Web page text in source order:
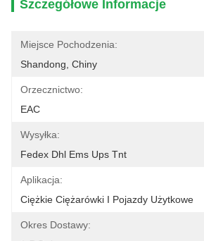
Szczegółowe Informacje
Miejsce Pochodzenia:
Shandong, Chiny
Orzecznictwo:
EAC
Wysyłka:
Fedex Dhl Ems Ups Tnt
Aplikacja:
Ciężkie Ciężarówki I Pojazdy Użytkowe
Okres Dostawy: